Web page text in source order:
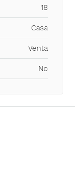
18
Casa
Venta
No